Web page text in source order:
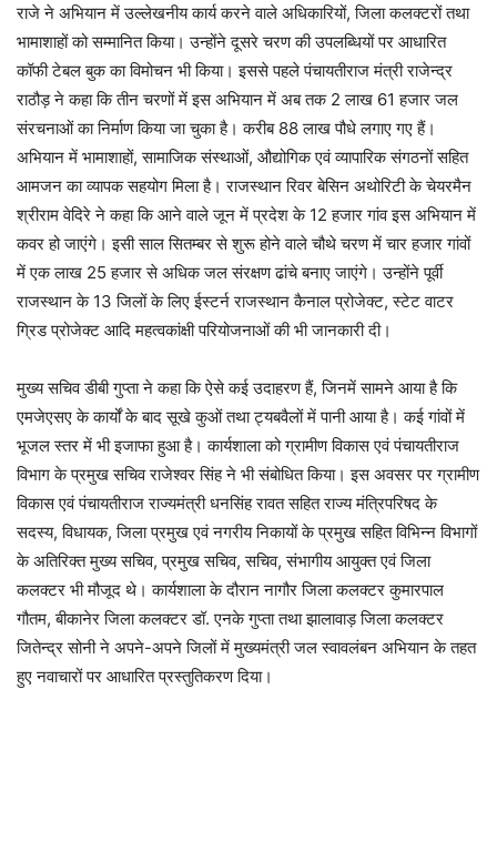
राजे ने अभियान में उल्लेखनीय कार्य करने वाले अधिकारियों, जिला कलक्टरों तथा
भामाशाहों को सम्मानित किया। उन्होंने दूसरे चरण की उपलब्धियों पर आधारित
कॉफी टेबल बुक का विमोचन भी किया। इससे पहले पंचायतीराज मंत्री राजेन्द्र
राठौड़ ने कहा कि तीन चरणों में इस अभियान में अब तक 2 लाख 61 हजार जल
संरचनाओं का निर्माण किया जा चुका है। करीब 88 लाख पौधे लगाए गए हैं।
अभियान में भामाशाहों, सामाजिक संस्थाओं, औद्योगिक एवं व्यापारिक संगठनों सहित
आमजन का व्यापक सहयोग मिला है। राजस्थान रिवर बेसिन अथोरिटी के चेयरमैन
श्रीराम वेदिरे ने कहा कि आने वाले जून में प्रदेश के 12 हजार गांव इस अभियान में
कवर हो जाएंगे। इसी साल सितम्बर से शुरू होने वाले चौथे चरण में चार हजार गांवों
में एक लाख 25 हजार से अधिक जल संरक्षण ढांचे बनाए जाएंगे। उन्होंने पूर्वी
राजस्थान के 13 जिलों के लिए ईस्टर्न राजस्थान कैनाल प्रोजेक्ट, स्टेट वाटर
ग्रिड प्रोजेक्ट आदि महत्वकांक्षी परियोजनाओं की भी जानकारी दी।
मुख्य सचिव डीबी गुप्ता ने कहा कि ऐसे कई उदाहरण हैं, जिनमें सामने आया है कि
एमजेएसए के कार्यों के बाद सूखे कुओं तथा ट्यबवैलों में पानी आया है। कई गांवों में
भूजल स्तर में भी इजाफा हुआ है। कार्यशाला को ग्रामीण विकास एवं पंचायतीराज
विभाग के प्रमुख सचिव राजेश्वर सिंह ने भी संबोधित किया। इस अवसर पर ग्रामीण
विकास एवं पंचायतीराज राज्यमंत्री धनसिंह रावत सहित राज्य मंत्रिपरिषद के
सदस्य, विधायक, जिला प्रमुख एवं नगरीय निकायों के प्रमुख सहित विभिन्न विभागों
के अतिरिक्त मुख्य सचिव, प्रमुख सचिव, सचिव, संभागीय आयुक्त एवं जिला
कलक्टर भी मौजूद थे। कार्यशाला के दौरान नागौर जिला कलक्टर कुमारपाल
गौतम, बीकानेर जिला कलक्टर डॉ. एनके गुप्ता तथा झालावाड़ जिला कलक्टर
जितेन्द्र सोनी ने अपने-अपने जिलों में मुख्यमंत्री जल स्वावलंबन अभियान के तहत
हुए नवाचारों पर आधारित प्रस्तुतिकरण दिया।